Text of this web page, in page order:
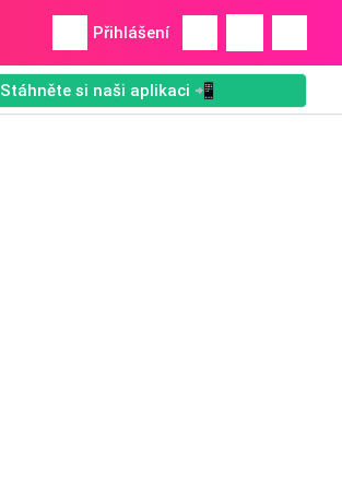
Přihlášení
Stáhněte si naši aplikaci 📲